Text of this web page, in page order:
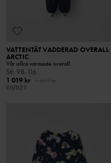
VATTENTÄT VADDERAD OVERALL
ARCTIC
Vår allra varmaste overall
Stl : 98-116
1 019 kr
OUTLET